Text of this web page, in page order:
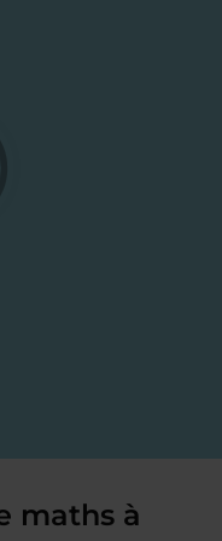
maths à